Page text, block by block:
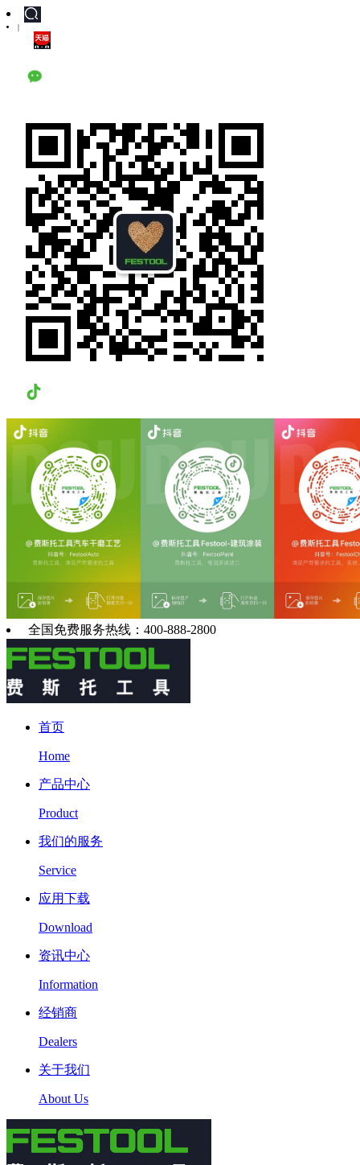
|
全国免费服务热线：400-888-2800
首页
Home
产品中心
Product
我们的服务
Service
应用下载
Download
资讯中心
Information
经销商
Dealers
关于我们
About Us